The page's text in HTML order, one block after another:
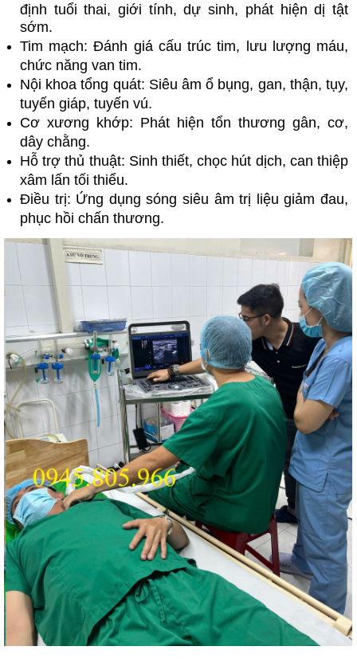
định tuổi thai, giới tính, dự sinh, phát hiện dị tật
sớm.
Tim mạch: Đánh giá cấu trúc tim, lưu lượng máu,
chức năng van tim.
Nội khoa tổng quát: Siêu âm ổ bụng, gan, thận, tụy,
tuyến giáp, tuyến vú.
Cơ xương khớp: Phát hiện tổn thương gân, cơ,
dây chằng.
Hỗ trợ thủ thuật: Sinh thiết, chọc hút dịch, can thiệp
xâm lấn tối thiểu.
Điều trị: Ứng dụng sóng siêu âm trị liệu giảm đau,
phục hồi chấn thương.